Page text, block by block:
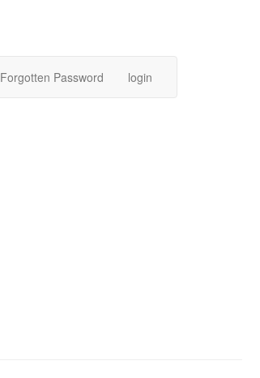
Forgotten Password login